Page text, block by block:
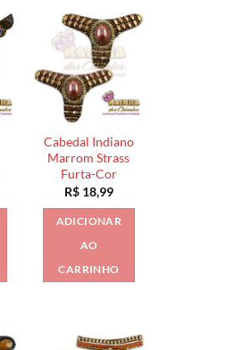
Cabedal Indiano
Marrom Strass
Furta-Cor
R$18,99
ADICIONAR
AO
CARRINHO